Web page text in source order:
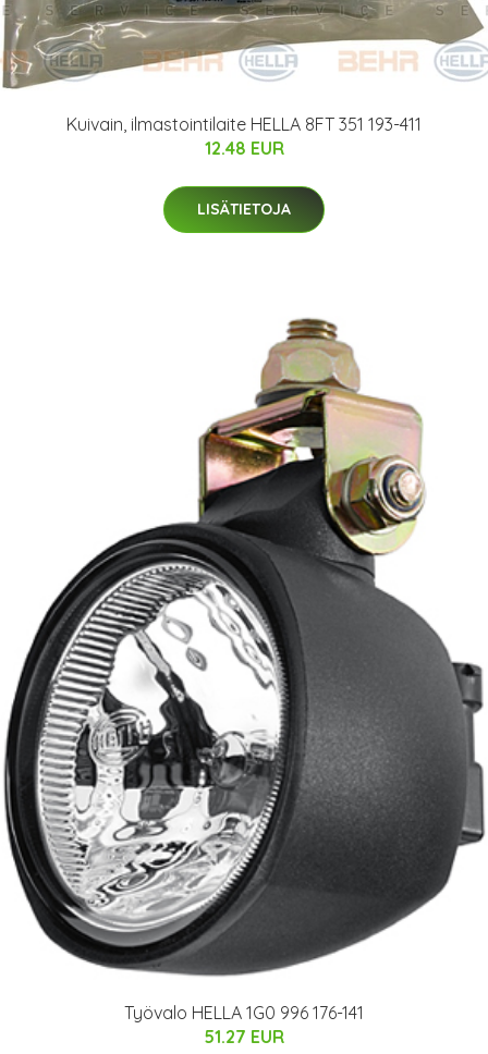
Kuivain, ilmastointilaite HELLA 8FT 351 193-411
12.48 EUR
LISÄTIETOJA
Työvalo HELLA 1G0 996 176-141
51.27 EUR